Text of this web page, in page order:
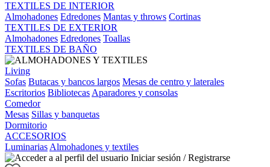
TEXTILES DE INTERIOR
Almohadones Edredones Mantas y throws Cortinas
TEXTILES DE EXTERIOR
Almohadones Edredones Toallas
TEXTILES DE BAÑO
Living
Sofas Butacas y bancos largos Mesas de centro y laterales
Escritorios Bibliotecas Aparadores y consolas
Comedor
Mesas Sillas y banquetas
Dormitorio
ACCESORIOS
Luminarias Almohadones y textiles
Iniciar sesión / Registrarse